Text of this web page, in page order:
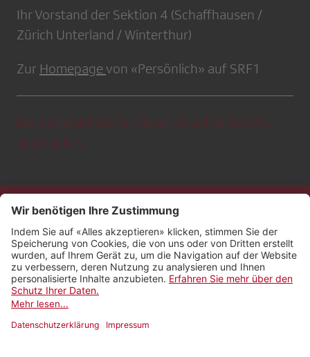
Ihr Vorstand der Sektion 4 (Schaffhausen /
Zürich Unterland / Winterthur)
Zur Homepage von «Persönlich» auf SRF1
Die Anmeldefrist für diesen Event ist bereits
abgelaufen.
Kontakt
Impressum
Rechtliches
Netiquette